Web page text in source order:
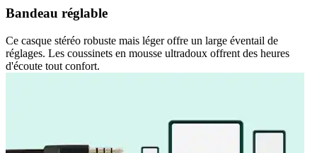
Bandeau réglable
Ce casque stéréo robuste mais léger offre un large éventail de
réglages. Les coussinets en mousse ultradoux offrent des heures
d'écoute tout confort.